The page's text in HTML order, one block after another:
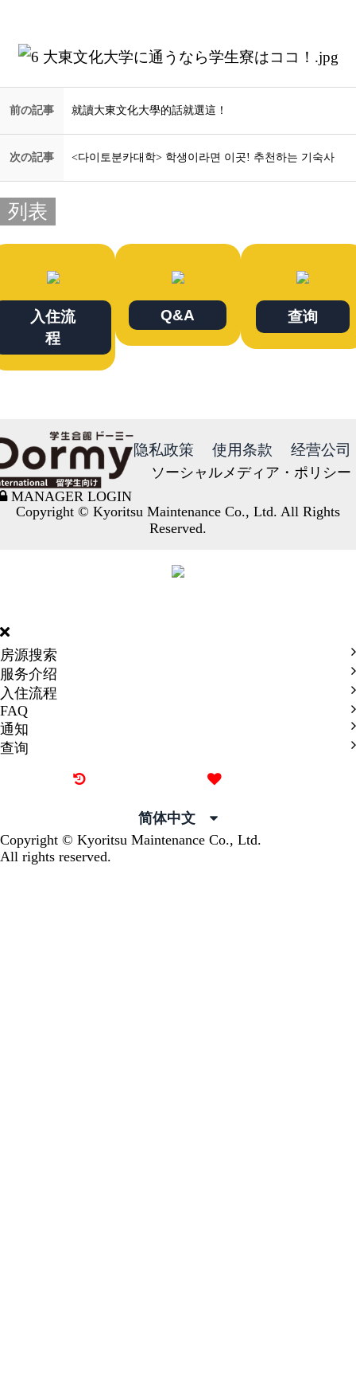
前の記事 就讀大東文化大學的話就選這！
次の記事 <다이토분카대학> 학생이라면 이곳! 추천하는 기숙사
列表
入住流
程
Q&A 查询
MANAGER LOGIN
隐私政策 使用条款 经营公司
ソーシャルメディア・ポリシー
Copyright © Kyoritsu Maintenance Co., Ltd. All Rights
Reserved.
房源搜索
服务介绍
入住流程
FAQ
通知
查询
简体中文
Copyright © Kyoritsu Maintenance Co., Ltd.
All rights reserved.